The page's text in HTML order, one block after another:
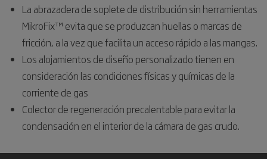
La abrazadera de soplete de distribución sin herramientas
MikroFix™ evita que se produzcan huellas o marcas de
fricción, a la vez que facilita un acceso rápido a las mangas.
Los alojamientos de diseño personalizado tienen en
consideración las condiciones físicas y químicas de la
corriente de gas
Colector de regeneración precalentable para evitar la
condensación en el interior de la cámara de gas crudo.